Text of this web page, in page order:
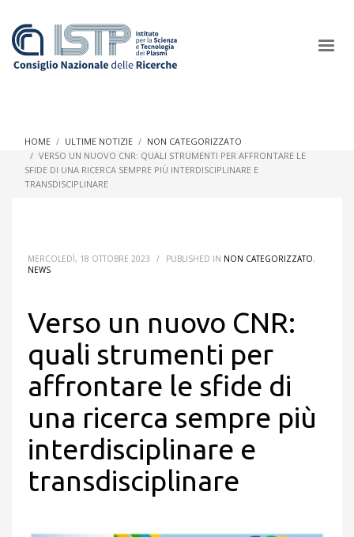
In a world increasingly facing new challenges at the forefront of
HOME ULTIME NOTIZIE
NON CATEGORIZZATO
VERSO UN NUOVO CNR: QUALI STRUMENTI PER AFFRONTARE LE
SFIDE DI UNA RICERCA SEMPRE PIÙ INTERDISCIPLINARE E
TRANSDISCIPLINARE
MERCOLEDÌ, 18 OTTOBRE 2023 / PUBLISHED IN NON CATEGORIZZATO,
NEWS
Verso un nuovo CNR:
quali strumenti per
affrontare le sfide di
una ricerca sempre più
interdisciplinare e
transdisciplinare